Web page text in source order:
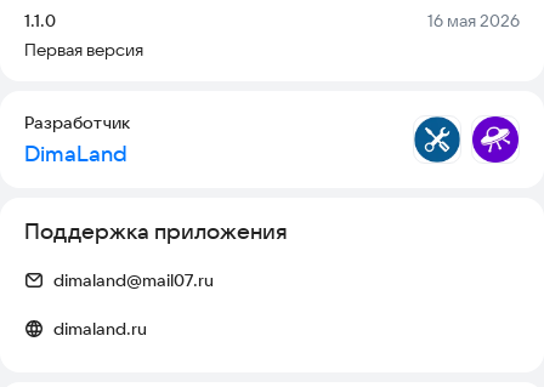
Версия:
1.1.0 Дата:
16 мая 2026
Первая версия
Разработчик
DimaLand
Поддержка приложения
dimaland@mail07.ru
dimaland.ru